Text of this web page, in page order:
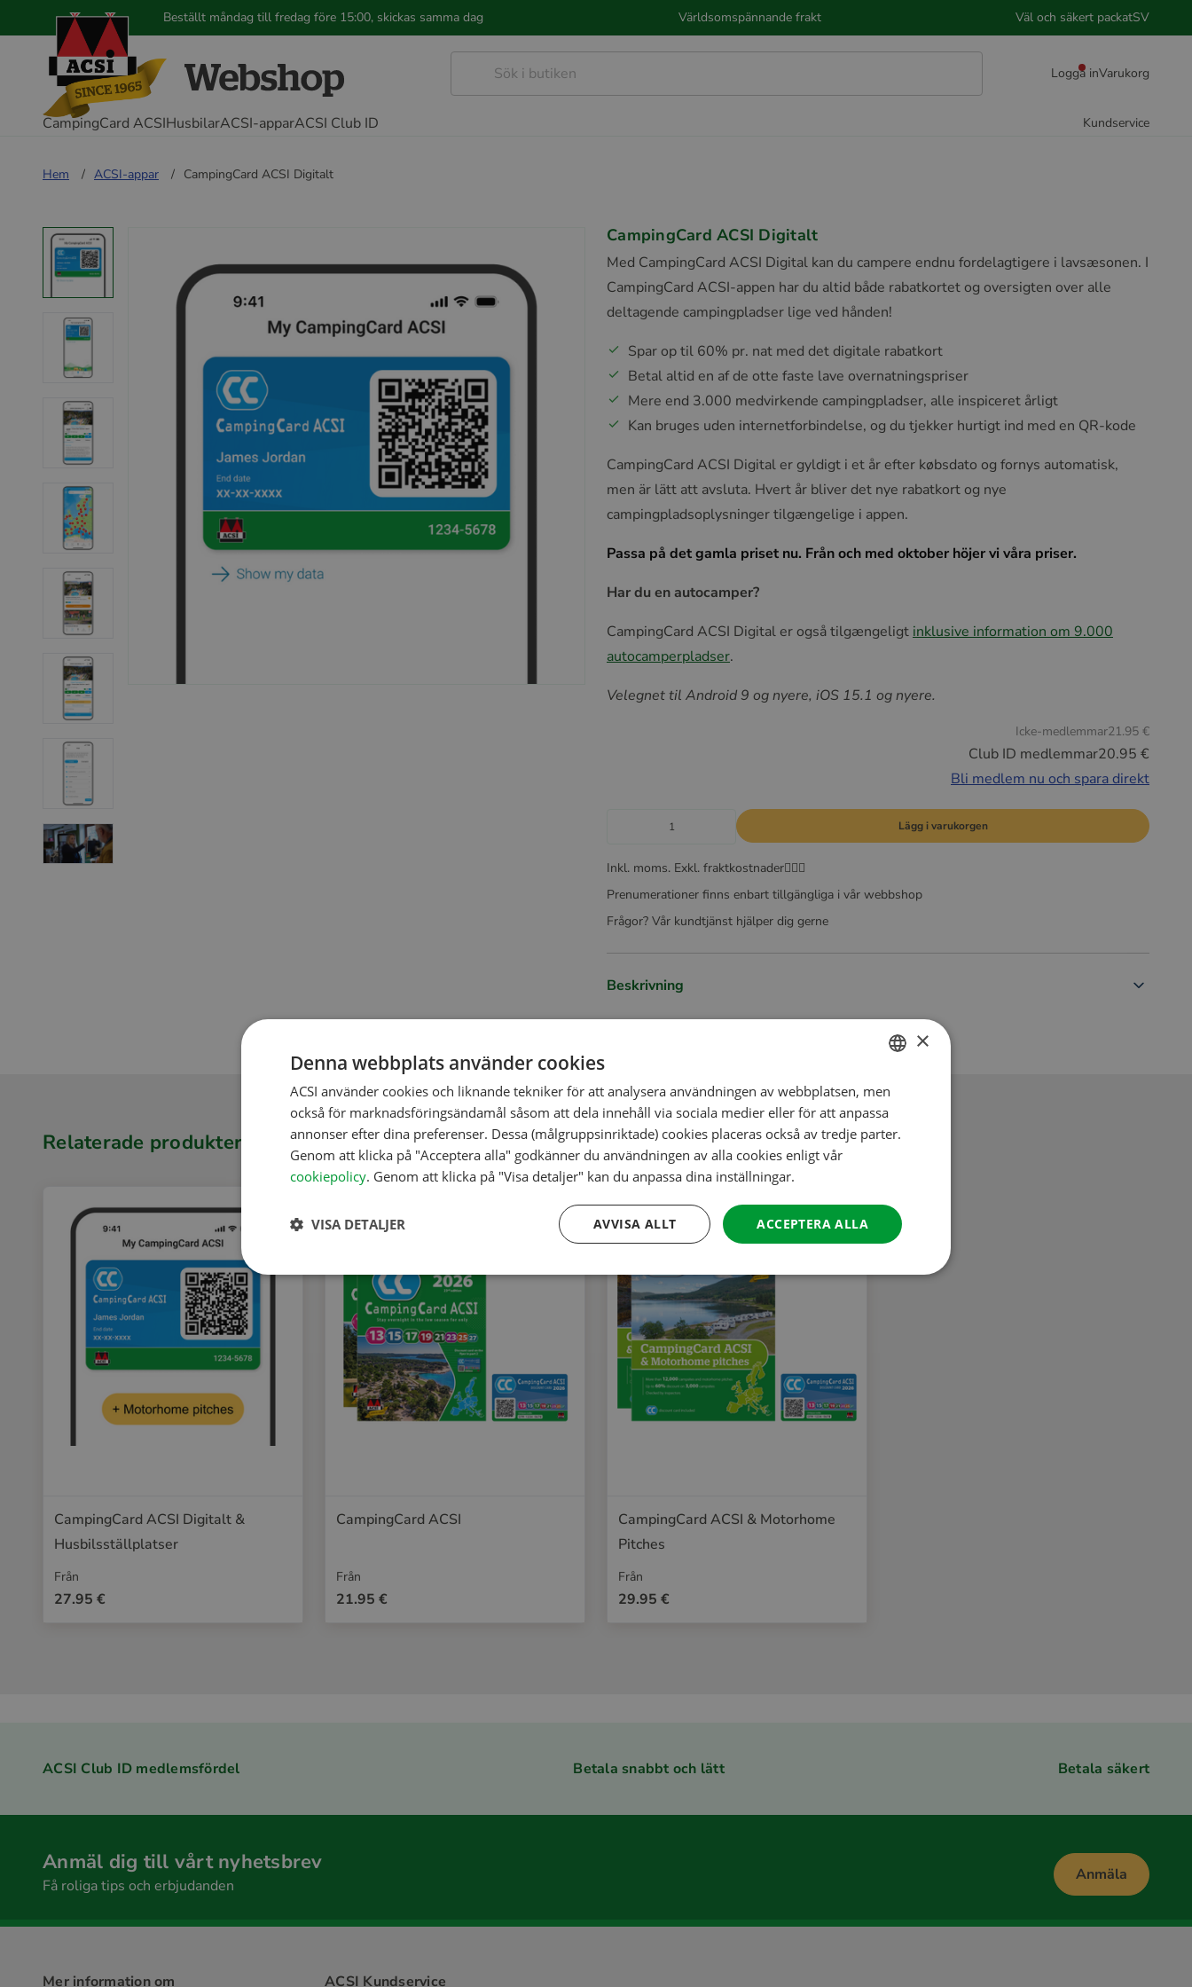
Beställt måndag till fredag före 15:00, skickas samma dag Världsomspännande frakt Väl och säkert packatSV
Logga inVarukorg
CampingCard ACSIHusbilarACSI-apparACSI Club ID Kundservice
Hem ACSI-appar CampingCard ACSI Digitalt
CampingCard ACSI Digitalt
Med CampingCard ACSI Digital kan du campere endnu fordelagtigere i lavsæsonen. I
CampingCard ACSI-appen har du altid både rabatkortet og oversigten over alle
deltagende campingpladser lige ved hånden!
Spar op til 60% pr. nat med det digitale rabatkort
Betal altid en af de otte faste lave overnatningspriser
Mere end 3.000 medvirkende campingpladser, alle inspiceret årligt
Kan bruges uden internetforbindelse, og du tjekker hurtigt ind med en QR-kode
CampingCard ACSI Digital er gyldigt i et år efter købsdato og fornys automatisk,
men är lätt att avsluta. Hvert år bliver det nye rabatkort og nye
campingpladsoplysninger tilgængelige i appen.
Passa på det gamla priset nu. Från och med oktober höjer vi våra priser.
Har du en autocamper?
CampingCard ACSI Digital er også tilgængeligt inklusive information om 9.000
autocamperpladser.
Velegnet til Android 9 og nyere, iOS 15.1 og nyere.
Icke-medlemmar21.95 €
Club ID medlemmar20.95 €
Bli medlem nu och spara direkt
Lägg i varukorgen
Inkl. moms. Exkl. fraktkostnader
Prenumerationer finns enbart tillgängliga i vår webbshop
Frågor? Vår kundtjänst hjälper dig gerne
Beskrivning
Relaterade produkter
CampingCard ACSI Digitalt &
Husbilsställplatser
Från
27.95 €
CampingCard ACSI
Från
21.95 €
CampingCard ACSI & Motorhome
Pitches
Från
29.95 €
ACSI Club ID medlemsfördel Betala snabbt och lätt Betala säkert
Anmäl dig till vårt nyhetsbrev
Få roliga tips och erbjudanden
Anmäla
Mer information om ACSI Kundservice
DUTCH
ENGLISH
ITALIAN
DANISH
×
Denna webbplats använder cookies
ACSI använder cookies och liknande tekniker för att analysera användningen av webbplatsen, men
också för marknadsföringsändamål såsom att dela innehåll via sociala medier eller för att anpassa
annonser efter dina preferenser. Dessa (målgruppsinriktade) cookies placeras också av tredje parter.
Genom att klicka på "Acceptera alla" godkänner du användningen av alla cookies enligt vår
cookiepolicy. Genom att klicka på "Visa detaljer" kan du anpassa dina inställningar.
ACCEPTERA ALLA
AVVISA ALLT
VISA DETALJER